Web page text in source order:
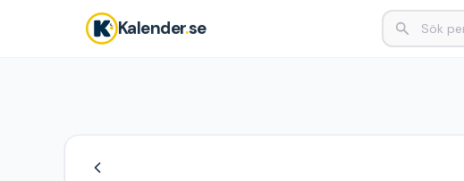
Kalender.se